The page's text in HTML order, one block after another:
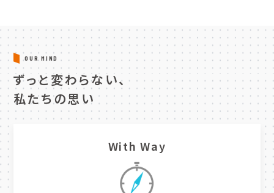
OUR MIND
ずっと変わらない、
私たちの思い
With Way